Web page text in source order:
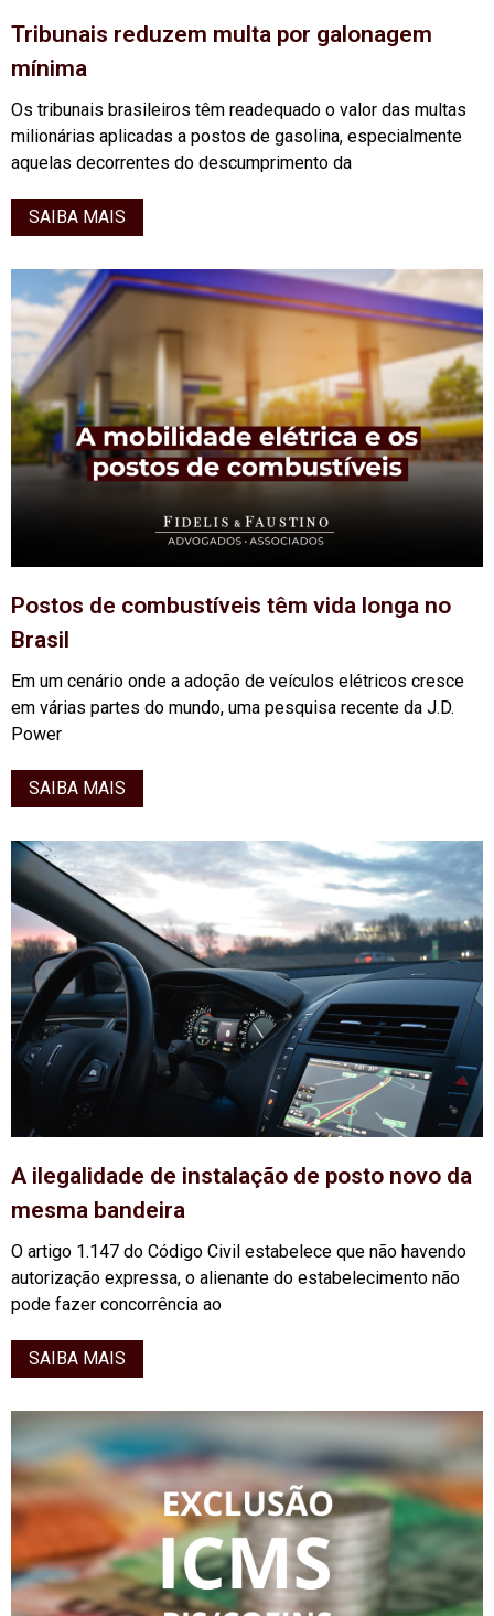
Tribunais reduzem multa por galonagem
mínima
Os tribunais brasileiros têm readequado o valor das multas
milionárias aplicadas a postos de gasolina, especialmente
aquelas decorrentes do descumprimento da
SAIBA MAIS
Postos de combustíveis têm vida longa no
Brasil
Em um cenário onde a adoção de veículos elétricos cresce
em várias partes do mundo, uma pesquisa recente da J.D.
Power
SAIBA MAIS
A ilegalidade de instalação de posto novo da
mesma bandeira
O artigo 1.147 do Código Civil estabelece que não havendo
autorização expressa, o alienante do estabelecimento não
pode fazer concorrência ao
SAIBA MAIS